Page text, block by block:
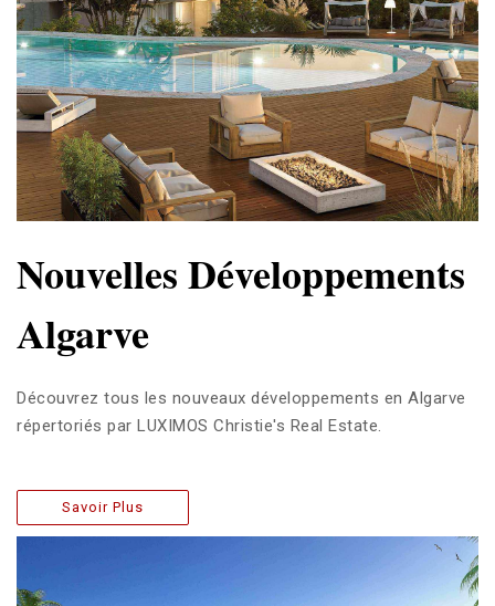
Nouvelles Développements
Algarve
Découvrez tous les nouveaux développements en Algarve
répertoriés par LUXIMOS Christie's Real Estate.
Savoir Plus